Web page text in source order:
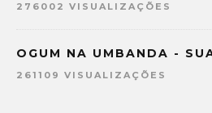
276002 VISUALIZAÇÕES
OGUM NA UMBANDA -
261109 VISUALIZAÇÕES